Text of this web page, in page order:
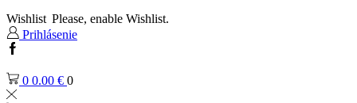
Wishlist Please, enable Wishlist.
Prihlásenie
Facebook
0 0.00 € 0